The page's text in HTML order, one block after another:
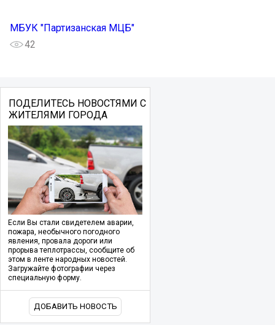
МБУК "Партизанская МЦБ"
42
ПОДЕЛИТЕСЬ НОВОСТЯМИ С
ЖИТЕЛЯМИ ГОРОДА
Если Вы стали свидетелем аварии,
пожара, необычного погодного
явления, провала дороги или
прорыва теплотрассы, сообщите об
этом в ленте народных новостей.
Загружайте фотографии через
специальную форму.
ДОБАВИТЬ НОВОСТЬ